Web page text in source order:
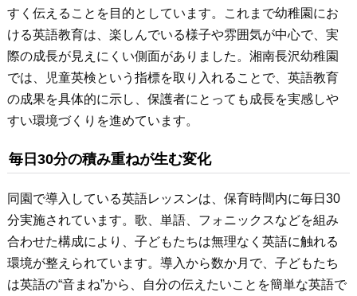
すく伝えることを目的としています。これまで幼稚園にお
ける英語教育は、楽しんでいる様子や雰囲気が中心で、実
際の成長が見えにくい側面がありました。湘南長沢幼稚園
では、児童英検という指標を取り入れることで、英語教育
の成果を具体的に示し、保護者にとっても成長を実感しや
すい環境づくりを進めています。
毎日30分の積み重ねが生む変化
同園で導入している英語レッスンは、保育時間内に毎日30
分実施されています。歌、単語、フォニックスなどを組み
合わせた構成により、子どもたちは無理なく英語に触れる
環境が整えられています。導入から数か月で、子どもたち
は英語の“音まね”から、自分の伝えたいことを簡単な英語で